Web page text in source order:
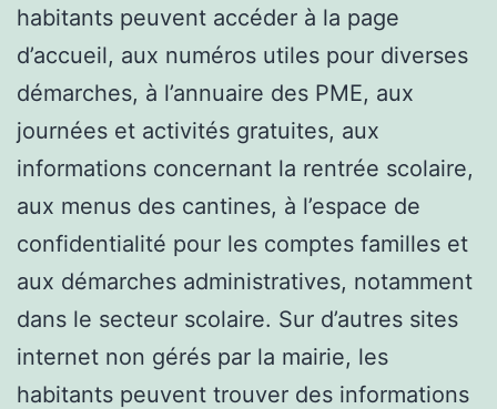
habitants peuvent accéder à la page
d’accueil, aux numéros utiles pour diverses
démarches, à l’annuaire des PME, aux
journées et activités gratuites, aux
informations concernant la rentrée scolaire,
aux menus des cantines, à l’espace de
confidentialité pour les comptes familles et
aux démarches administratives, notamment
dans le secteur scolaire. Sur d’autres sites
internet non gérés par la mairie, les
habitants peuvent trouver des informations